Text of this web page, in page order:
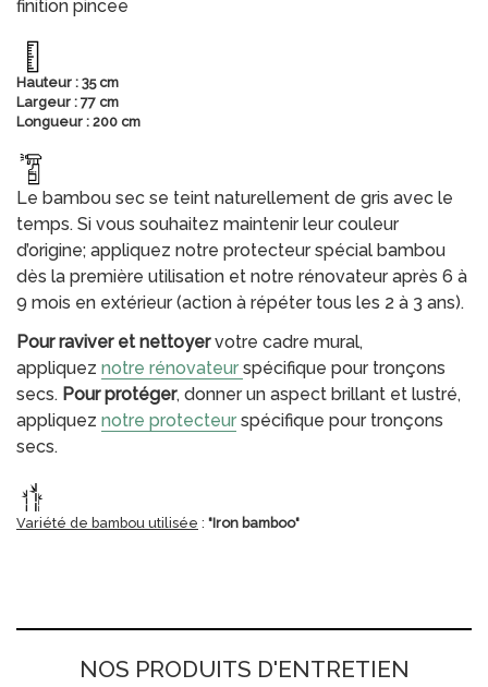
finition pincee
Hauteur : 35 cm
Largeur : 77 cm
Longueur : 200 cm
Le bambou sec se teint naturellement de gris avec le
temps. Si vous souhaitez maintenir leur couleur
d’origine; appliquez notre protecteur spécial bambou
dès la première utilisation et notre rénovateur après 6 à
9 mois en extérieur (action à répéter tous les 2 à 3 ans).
Pour raviver et nettoyervotre cadre mural,
appliquez notre rénovateur spécifique pour tronçons
secs. Pour protéger, donner un aspect brillant et lustré,
appliquez notre protecteur spécifique pour tronçons
secs.
Variété de bambou utilisée : "Iron bamboo"
NOS PRODUITS D'ENTRETIEN